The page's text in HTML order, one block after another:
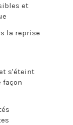
et
la reprise
s'éteint
façon